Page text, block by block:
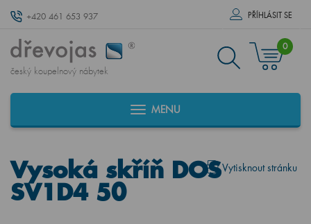
+420 461 653 937 PŘÍHLÁSIT SE
český koupelnový nábytek
0
MENU
Vytisknout stránku
Vysoká skříň DOS
SV1D4 50